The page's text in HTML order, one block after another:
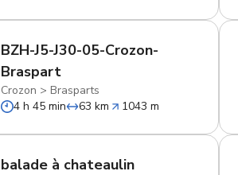
BZH-J5-J30-05-Crozon-
Braspart
Crozon >Brasparts
4 h 45 min
63 km 1043 m
balade à chateaulin